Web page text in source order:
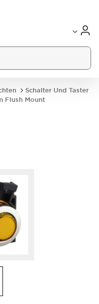
Schalter Und Taster
Flush Mount